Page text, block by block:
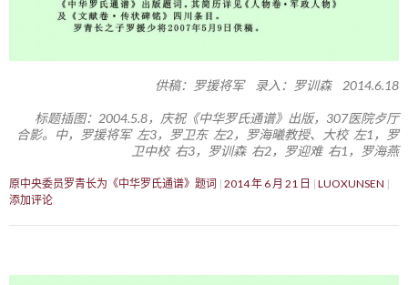
供稿：罗援将军 录入：罗训森 2014.6.18
标题插图：2004.5.8，庆祝《中华罗氏通谱》出版，307医院歺厅
合影。中，罗援将军 左3，罗卫东 左2，罗海曦教授、大校 左1，罗
卫中校 右3，罗训森 右2，罗迎难 右1，罗海燕
原中央委员罗青长为《中华罗氏通谱》题词 2014 年 6 月 21 日
LUOXUNSEN
添加评论